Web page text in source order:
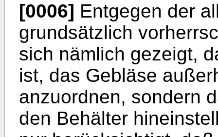
[0006] Entgegen der
grundsätzlich
sich nämlich gezeigt,
ist, das Gebläse
anzuordnen, sondern
den Behäl­ter